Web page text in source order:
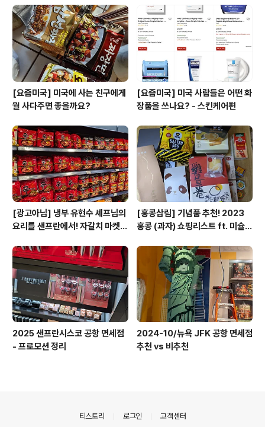
[요즘미국] 미국에 사는 친구에게
뭘 사다주면 좋을까요?
[요즘미국] 미국 사람들은 어떤 화
장품을 쓰나요? - 스킨케어편
[광고아님] 냉부 유현수 셰프님의
요리를 샌프란에서! 자갈치 마켓
[홍콩삼림] 기념품 추천! 2023
홍콩 (과자) 쇼핑리스트 ft. 미슐랭
2025 샌프란시스코 공항 면세점
- 프로모션 정리
2024-10/뉴욕 JFK 공항 면세점
추천 vs 비추천
티스토리 로그인 고객센터